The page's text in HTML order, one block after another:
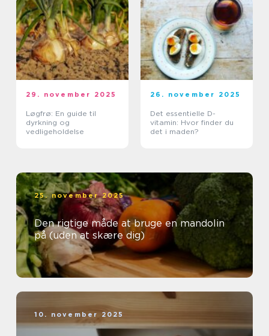
29. november 2025
Løgfrø: En guide til
dyrkning og
vedligeholdelse
26. november 2025
Det essentielle D-
vitamin: Hvor finder du
det i maden?
25. november 2025
Den rigtige måde at bruge en mandolin
på (uden at skære dig)
10. november 2025